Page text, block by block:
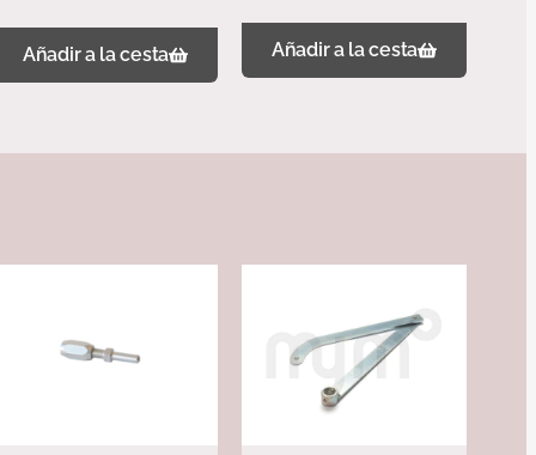
Añadir a la cesta Añadir a la cesta